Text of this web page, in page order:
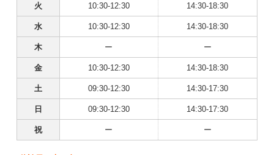
火 10:30-12:30 14:30-18:30
水 10:30-12:30 14:30-18:30
木 ー ー
金 10:30-12:30 14:30-18:30
土 09:30-12:30 14:30-17:30
日 09:30-12:30 14:30-17:30
祝 ー ー